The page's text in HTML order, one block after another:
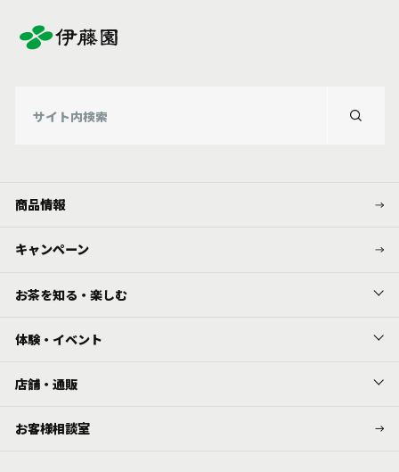
商品情報
キャンペーン
お茶を知る・楽しむ
体験・イベント
店舗・通販
お客様相談室